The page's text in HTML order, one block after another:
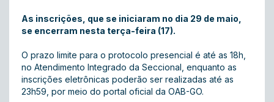
As inscrições, que se iniciaram no dia 29 de maio,
se encerram nesta terça-feira (17).
O prazo limite para o protocolo presencial é até as 18h,
no Atendimento Integrado da Seccional, enquanto as
inscrições eletrônicas poderão ser realizadas até as
23h59, por meio do portal oficial da OAB-GO.